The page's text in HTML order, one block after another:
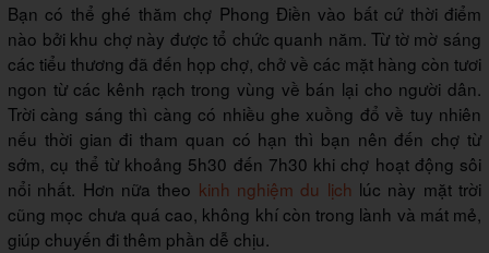
Bạn có thể ghé thăm chợ Phong Điền vào bất cứ thời điểm
nào bởi khu chợ này được tổ chức quanh năm. Từ tờ mờ sáng
các tiểu thương đã đến họp chợ, chở về các mặt hàng còn tươi
ngon từ các kênh rạch trong vùng về bán lại cho người dân.
Trời càng sáng thì càng có nhiều ghe xuồng đổ về tuy nhiên
nếu thời gian đi tham quan có hạn thì bạn nên đến chợ từ
sớm, cụ thể từ khoảng 5h30 đến 7h30 khi chợ hoạt động sôi
nổi nhất. Hơn nữa theo kinh nghiệm du lịch lúc này mặt trời
cũng mọc chưa quá cao, không khí còn trong lành và mát mẻ,
giúp chuyến đi thêm phần dễ chịu.